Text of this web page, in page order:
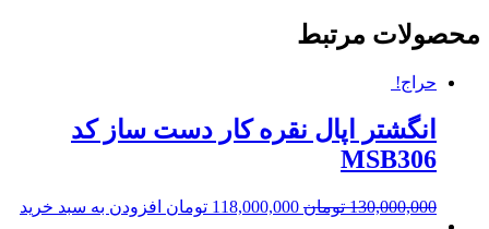
محصولات مرتبط
حراج!
انگشتر اپال نقره کار دست ساز کد
MSB306
130,000,000 تومان 118,000,000 تومان افزودن به سبد خرید